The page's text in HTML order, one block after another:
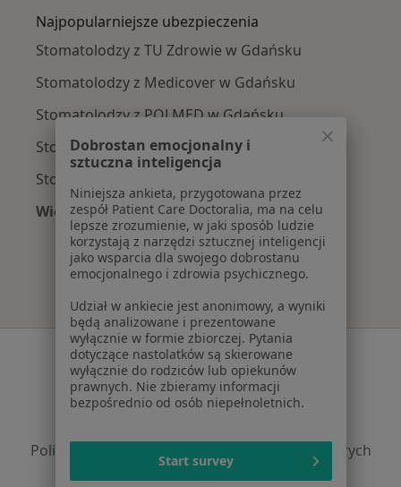
Najpopularniejsze ubezpieczenia
Stomatolodzy z TU Zdrowie w Gdańsku
Stomatolodzy z Medicover w Gdańsku
Stomatolodzy z POLMED w Gdańsku
Stomatolodzy z NFZ w Gdańsku
Stomatolodzy z Signal Iduna w Gdańsku
Więcej (5)
Więcej w kategorii: Najpopularniejsze
Serwis
Regulamin
Polityka prywatności pacjentów
Polityka prywatności dla profesjonalistów, których
dane pozyskaliśmy samodzielnie
Dobrostan emocjonalny i
sztuczna inteligencja
Niniejsza ankieta, przygotowana przez
zespół Patient Care Doctoralia, ma na celu
lepsze zrozumienie, w jaki sposób ludzie
korzystają z narzędzi sztucznej inteligencji
jako wsparcia dla swojego dobrostanu
emocjonalnego i zdrowia psychicznego.
Udział w ankiecie jest anonimowy, a wyniki
będą analizowane i prezentowane
wyłącznie w formie zbiorczej. Pytania
dotyczące nastolatków są skierowane
wyłącznie do rodziców lub opiekunów
prawnych. Nie zbieramy informacji
bezpośrednio od osób niepełnoletnich.
Start survey